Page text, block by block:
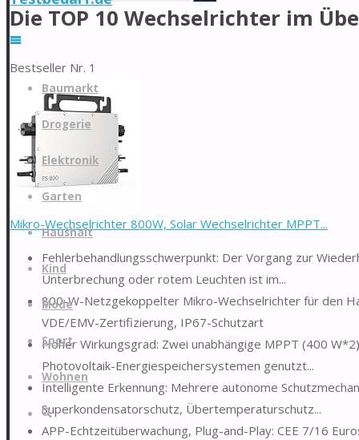
nach:
springen
Baumarkt
Drogerie
Elektronik
Garten
Haushalt
Kind
Mode
Sport
Wohnen
Suche
Die TOP 10 Wechselrichter im
Bestseller Nr. 1
Mikro-Wechselrichter 800W, Solar Wechselrichter MPPT...
Fehlerbehandlungsschwerpunkt: Der Vorgang zur
Unterbrechung oder rotem Leuchten ist im...
800-W-Netzgekoppelter Mikro-Wechselrichter für den
VDE/EMV-Zertifizierung, IP67-Schutzart
Hoher Wirkungsgrad: Zwei unabhängige MPPT (400
Photovoltaik-Energiespeichersystemen genutzt...
Intelligente Erkennung: Mehrere autonome
Superkondensatorschutz, Übertemperaturschutz...
APP-Echtzeitüberwachung, Plug-and-Play: CEE 7/16